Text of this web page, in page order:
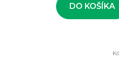
DO KOŠÍKA